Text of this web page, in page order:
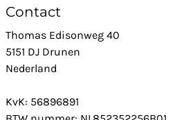
Contact
Thomas Edisonweg 40
5151 DJ Drunen
Nederland
KvK: 56896891